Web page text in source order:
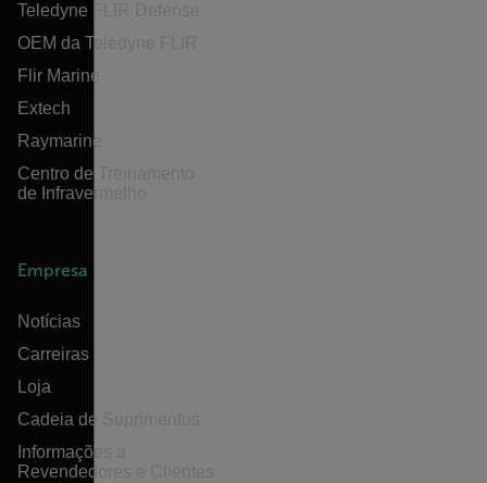
Teledyne FLIR Defense
OEM da Teledyne FLIR
Flir Marine
Extech
Raymarine
Centro de Treinamento
de Infravermelho
Empresa
Notícias
Carreiras
Loja
Cadeia de Suprimentos
Informações a
Revendedores e Clientes